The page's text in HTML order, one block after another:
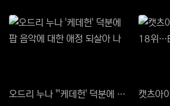
오드리 누나 "'케데헌' 덕분에 팝 음악에 대한 애정 …